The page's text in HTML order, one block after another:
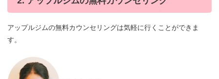
アップルジムの無料カウンセリングは気軽に行くことができま
す。